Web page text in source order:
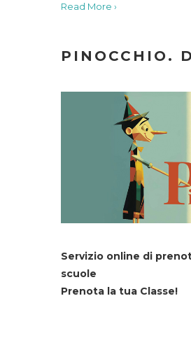
Read More ›
PINOCCHIO.
Servizio online di
scuole
Prenota la tua Classe!